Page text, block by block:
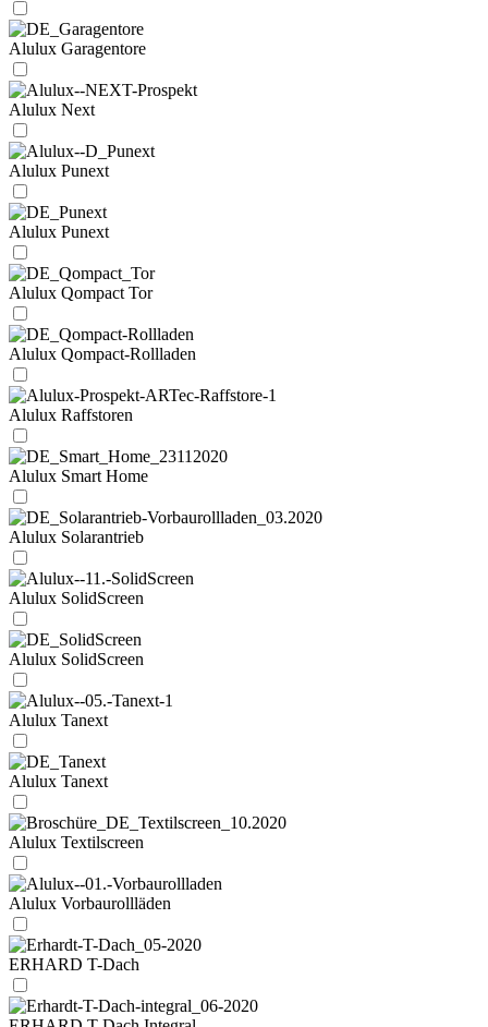
Alulux Garagentore
Alulux Next
Alulux Punext
Alulux Punext
Alulux Qompact Tor
Alulux Qompact-Rollladen
Alulux Raffstoren
Alulux Smart Home
Alulux Solarantrieb
Alulux SolidScreen
Alulux SolidScreen
Alulux Tanext
Alulux Tanext
Alulux Textilscreen
Alulux Vorbaurollläden
ERHARD T-Dach